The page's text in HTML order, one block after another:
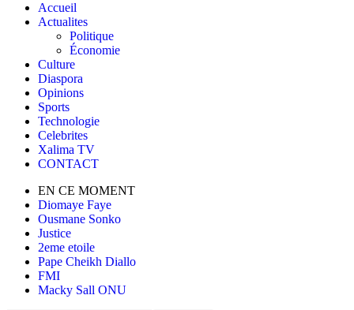
Accueil
Actualites
Politique
Économie
Culture
Diaspora
Opinions
Sports
Technologie
Celebrites
Xalima TV
CONTACT
EN CE MOMENT
Diomaye Faye
Ousmane Sonko
Justice
2eme etoile
Pape Cheikh Diallo
FMI
Macky Sall ONU